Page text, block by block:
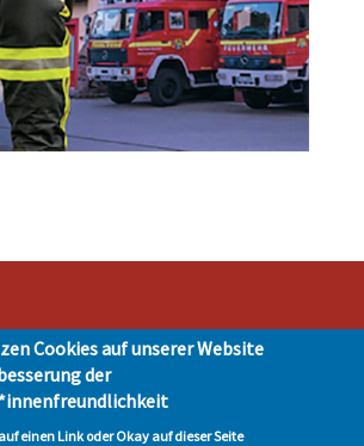
• Oranienburger Str. 2 • 16540 Hohen Neuendorf •
Telefon 03303-528-0
Datenschutz| © Hohen-Neuendorf.de, Alle Rechte
nur mit unserer Genehmigung
Cookies auf unserer Website
der
einen Link oder Okay auf dieser Seite